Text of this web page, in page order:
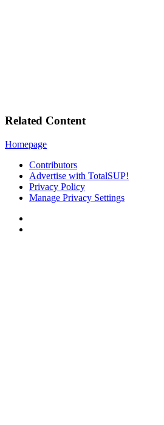
Related Content
Homepage
Contributors
Advertise with TotalSUP!
Privacy Policy
Manage Privacy Settings